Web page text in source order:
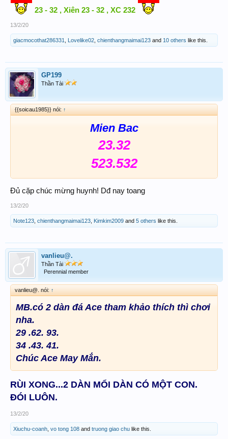
23 - 32 , Xiên 23 - 32 , XC 232
13/2/20
giacmocothat286331 Lovelike02 chienthangmaimai123 and 10 others like this.
GP199
Thần Tài
{{soicau1985}} nói: ↑
Mien Bac
23.32
523.532
Đủ cặp chúc mừng huynh! Dđ nay toang
13/2/20
Note123 chienthangmaimai123 Kimkim2009 and 5 others like this.
vanlieu@.
Thần Tài
Perennial member
vanlieu@. nói: ↑
MB.có 2 dàn đá Ace tham khảo thích thì chơi
nha.
29 .62. 93.
34 .43. 41.
Chúc Ace May Mắn.
RÙI XONG...2 DÀN MỔI DÀN CÓ MỘT CON.
ĐÓI LUÔN.
13/2/20
Xiuchu-coanh vo tong 108 and truong giao chu like this.